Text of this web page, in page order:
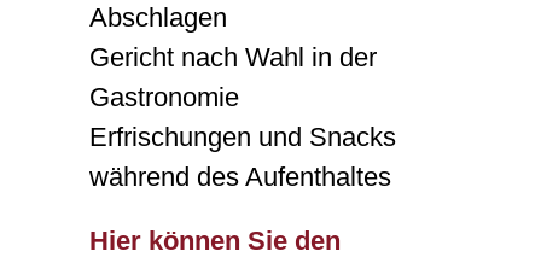
Abschlagen
Gericht nach Wahl in der
Gastronomie
Erfrischungen und Snacks
während des Aufenthaltes
Hier können Sie den